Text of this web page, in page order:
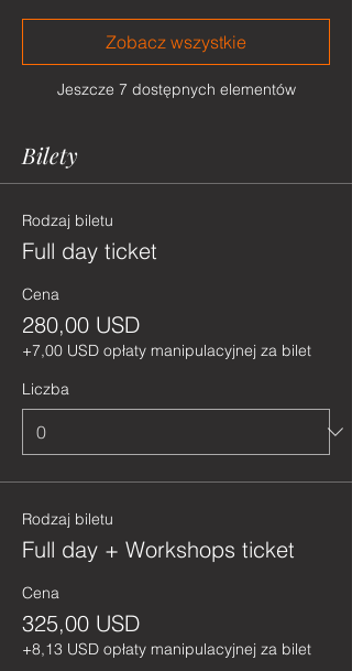
Jeszcze 7 dostępnych elementów
Zobacz wszystkie
Bilety
Rodzaj biletu
Full day ticket
Cena
280,00 USD
+7,00 USD opłaty manipulacyjnej za bilet
Liczba
Rodzaj biletu
Full day + Workshops ticket
Cena
325,00 USD
+8,13 USD opłaty manipulacyjnej za bilet